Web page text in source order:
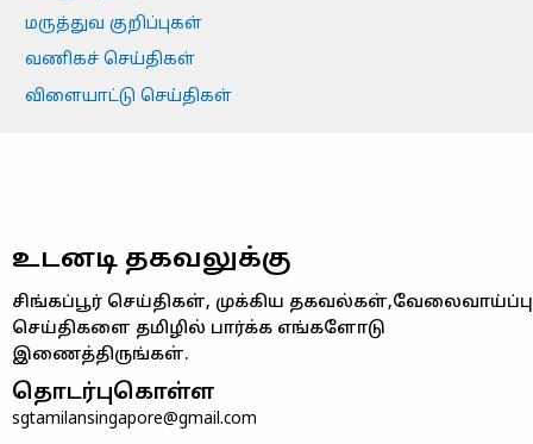
மருத்துவ குறிப்புகள்
வணிகச் செய்திகள்
விளையாட்டு செய்திகள்
உடனடி தகவலுக்கு
சிங்கப்பூர் செய்திகள், முக்கிய தகவல்கள்,வேலைவாய்ப்பு
செய்திகளை தமிழில் பார்க்க எங்களோடு
இணைத்திருங்கள்.
தொடர்புகொள்ள
sgtamilansingapore@gmail.com